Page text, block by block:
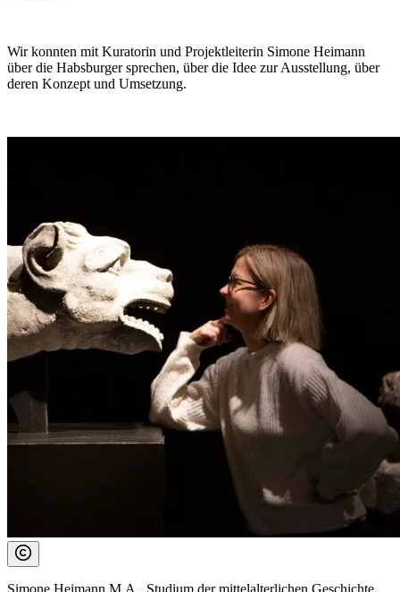
Wir konnten mit Kuratorin und Projektleiterin Simone Heimann
über die Habsburger sprechen, über die Idee zur Ausstellung, über
deren Konzept und Umsetzung.